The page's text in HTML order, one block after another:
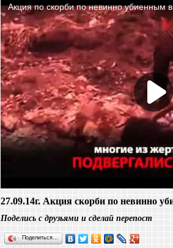
27.09.14г. Акция скорби по невинно
Поделись с друзьями и сделай перепост
Поделиться…